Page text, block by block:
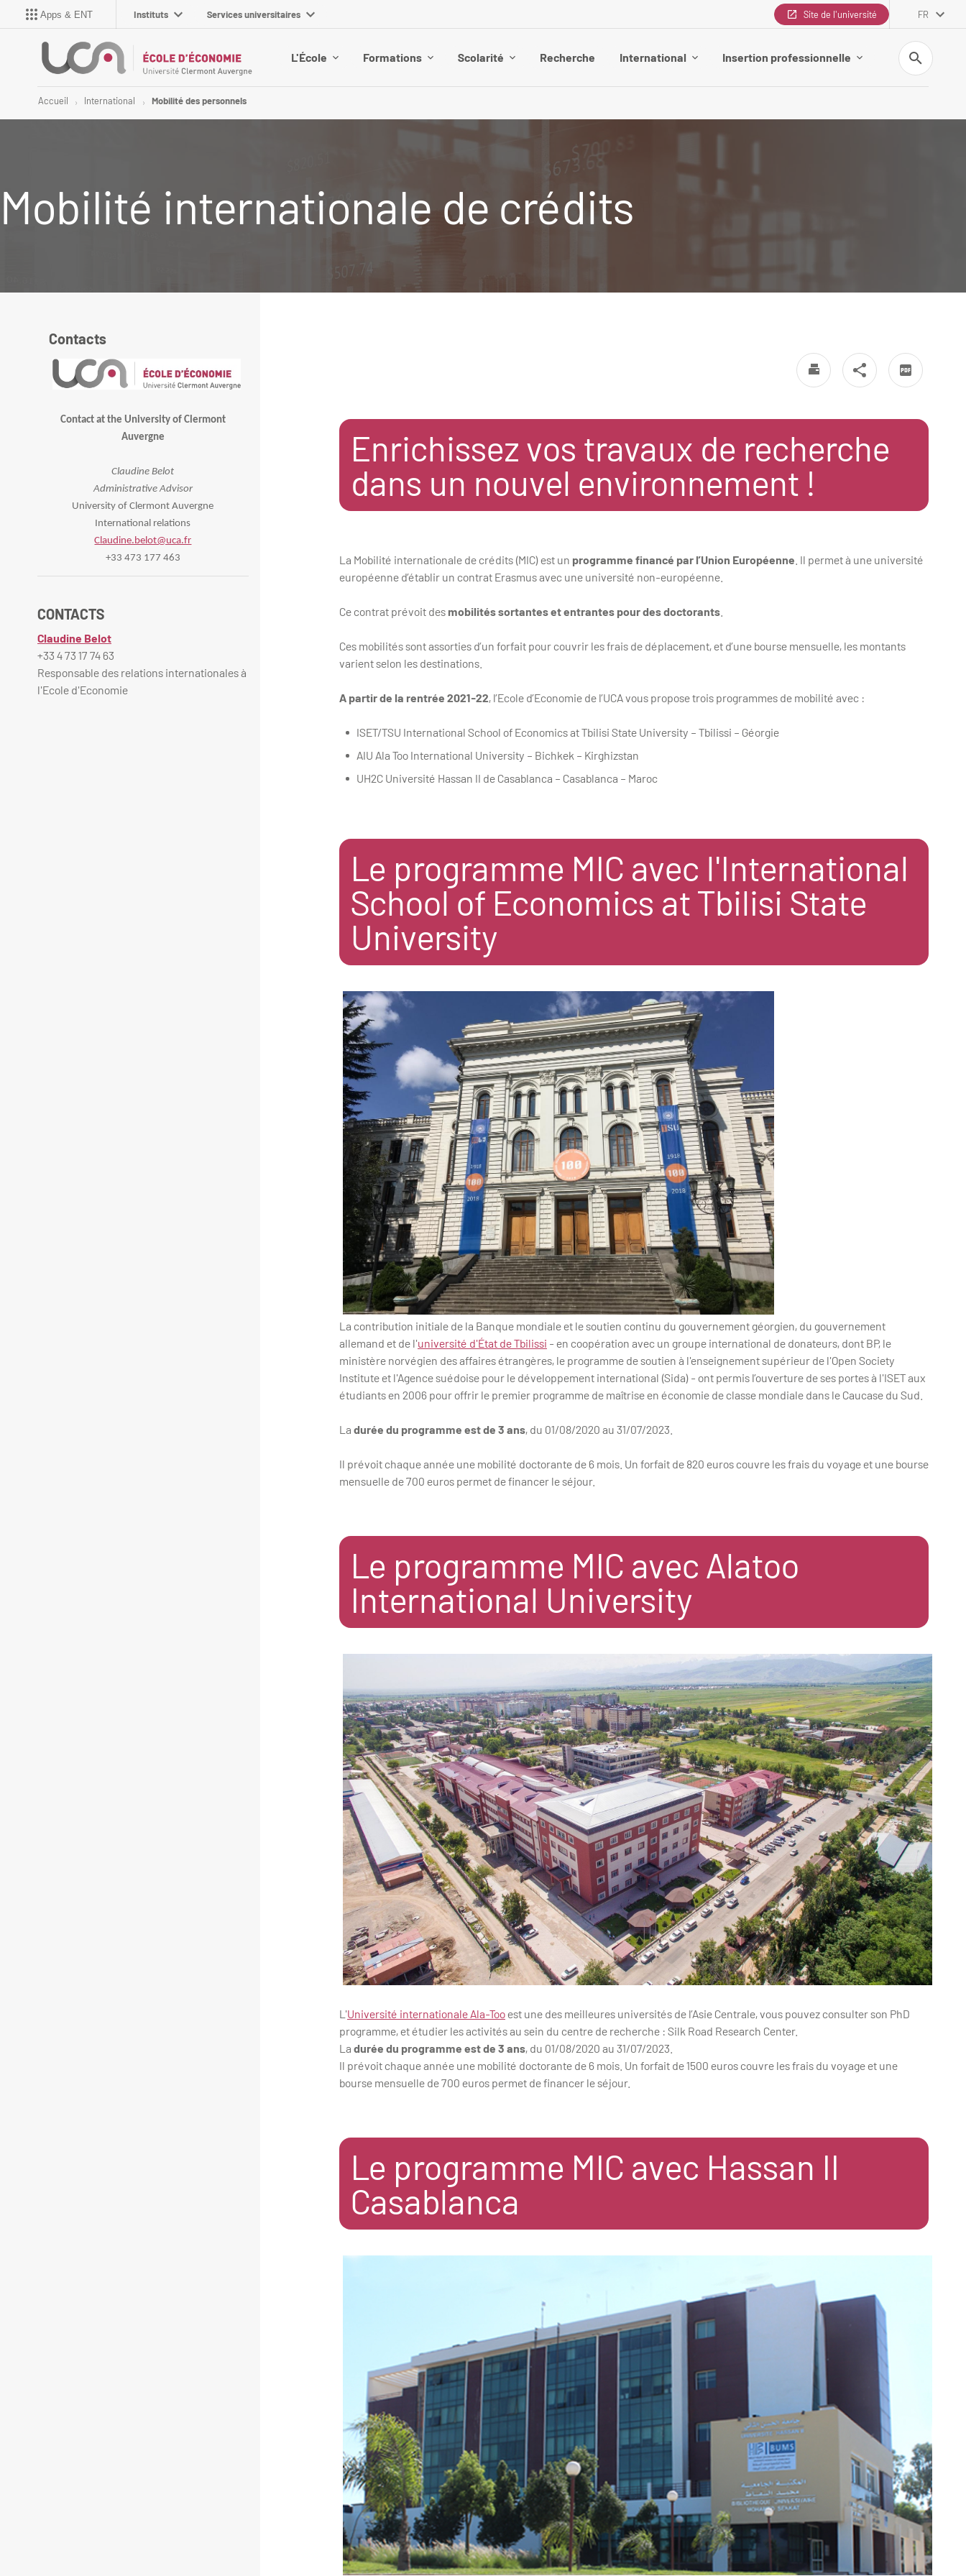
Apps & ENT Instituts Services universitaires Site de l'université FR
L'École Formations Scolarité Recherche International Insertion professionnelle
Recherche
Accueil International Mobilité des personnels
Mobilité internationale de crédits
Enrichissez vos travaux de recherche
dans un nouvel environnement !
La Mobilité internationale de crédits (MIC) est un programme financé par l’Union Européenne . Il permet à une université
européenne d’établir un contrat Erasmus avec une université non-européenne.
Ce contrat prévoit des mobilités sortantes et entrantes pour des doctorants.
Ces mobilités sont assorties d’un forfait pour couvrir les frais de déplacement, et d’une bourse mensuelle, les montants
varient selon les destinations.
A partir de la rentrée 2021-22, l’Ecole d’Economie de l’UCA vous propose trois programmes de mobilité avec :
ISET/TSU International School of Economics at Tbilisi State University – Tbilissi – Géorgie
AIU Ala Too International University – Bichkek – Kirghizstan
UH2C Université Hassan II de Casablanca – Casablanca – Maroc
Le programme MIC avec l'International
School of Economics at Tbilisi State
University
La contribution initiale de la Banque mondiale et le soutien continu du gouvernement géorgien, du gouvernement
allemand et de l'université d'État de Tbilissi - en coopération avec un groupe international de donateurs, dont BP, le
ministère norvégien des affaires étrangères, le programme de soutien à l'enseignement supérieur de l'Open Society
Institute et l'Agence suédoise pour le développement international (Sida) - ont permis l’ouverture de ses portes à l'ISET aux
étudiants en 2006 pour offrir le premier programme de maîtrise en économie de classe mondiale dans le Caucase du Sud.
La durée du programme est de 3 ans, du 01/08/2020 au 31/07/2023.
Il prévoit chaque année une mobilité doctorante de 6 mois. Un forfait de 820 euros couvre les frais du voyage et une bourse
mensuelle de 700 euros permet de financer le séjour.
Le programme MIC avec Alatoo
International University
L'Université internationale Ala-Tooest une des meilleures universités de l’Asie Centrale, vous pouvez consulter son PhD
programme, et étudier les activités au sein du centre de recherche : Silk Road Research Center.
La durée du programme est de 3 ans, du 01/08/2020 au 31/07/2023.
Il prévoit chaque année une mobilité doctorante de 6 mois. Un forfait de 1500 euros couvre les frais du voyage et une
bourse mensuelle de 700 euros permet de financer le séjour.
Le programme MIC avec Hassan II
Casablanca
Contacts
Contact at the University of Clermont
Auvergne
Claudine Belot
Administrative Advisor
University of Clermont Auvergne
International relations
Claudine.belot@uca.fr
+33 473 177 463
CONTACTS
Claudine Belot
+33 4 73 17 74 63
Responsable des relations internationales à
l'Ecole d'Economie